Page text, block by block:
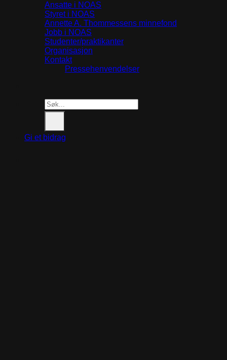
Ansatte i NOAS
Styret i NOAS
Annette A. Thommessens minnefond
Jobb i NOAS
Studenter/praktikanter
Organisasjon
Kontakt
Pressehenvendelser
Search
for:
Gi et bidrag